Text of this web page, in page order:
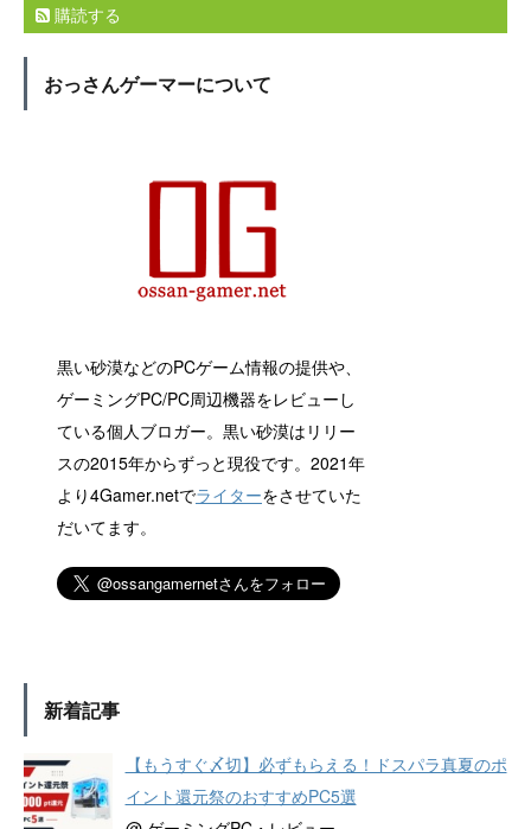
購読する
おっさんゲーマーについて
黒い砂漠などのPCゲーム情報の提供や、
ゲーミングPC/PC周辺機器をレビューし
ている個人ブロガー。黒い砂漠はリリー
スの2015年からずっと現役です。2021年
より4Gamer.netでライターをさせていた
だいてます。
新着記事
【もうすぐ〆切】必ずもらえる！ドスパラ真夏のポ
イント還元祭のおすすめPC5選